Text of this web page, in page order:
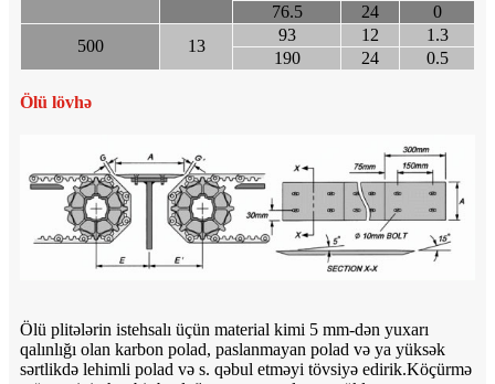
76.5
24
0
500
13
93 12
1.3
190
24 0.5
Ölü lövhə
Ölü plitələrin istehsalı üçün material kimi 5 mm-dən yuxarı
qalınlığı olan karbon polad, paslanmayan polad və ya yüksək
sərtlikdə lehimli polad və s. qəbul etməyi tövsiyə edirik.Köçürmə